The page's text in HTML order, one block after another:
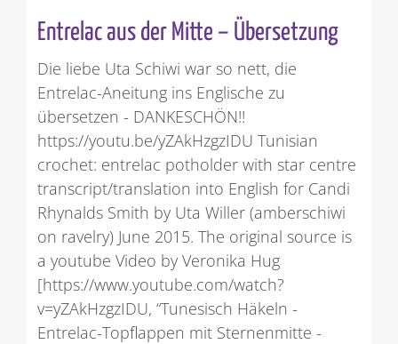
Entrelac aus der Mitte – Übersetzung
Die liebe Uta Schiwi war so nett, die
Entrelac-Aneitung ins Englische zu
übersetzen - DANKESCHÖN!!
https://youtu.be/yZAkHzgzIDU Tunisian
crochet: entrelac potholder with star centre
transcript/translation into English for Candi
Rhynalds Smith by Uta Willer (amberschiwi
on ravelry) June 2015. The original source is
a youtube Video by Veronika Hug
[https://www.youtube.com/watch?
v=yZAkHzgzIDU, “Tunesisch Häkeln -
Entrelac-Topflappen mit Sternenmitte -